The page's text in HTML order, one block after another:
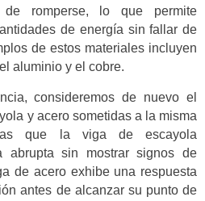
de romperse, lo que permite
de energía sin fallar de
de estos materiales incluyen
aluminio y el cobre.
consideremos de nuevo el
y acero sometidas a la misma
que la viga de escayola
abrupta sin mostrar signos de
de acero exhibe una respuesta
antes de alcanzar su punto de